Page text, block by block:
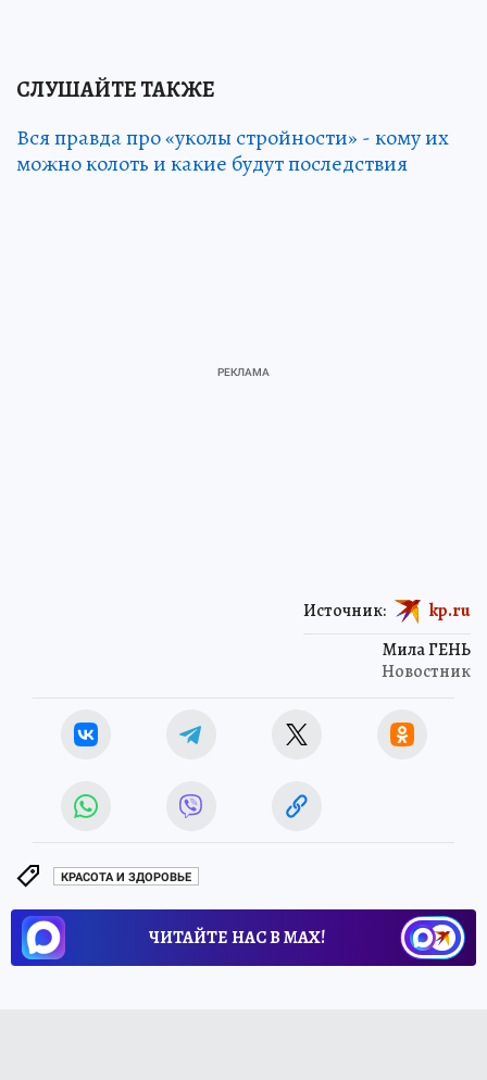
СЛУШАЙТЕ ТАКЖЕ
Вся правда про «уколы стройности» - кому их
можно колоть и какие будут последствия
Мила ГЕНЬ
Новостник
Источник: kp.ru
КРАСОТА И ЗДОРОВЬЕ
ЧИТАЙТЕ НАС В МАХ!